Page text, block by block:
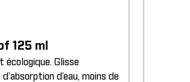
125 ml
écologique. Glisse
d’eau, moins de